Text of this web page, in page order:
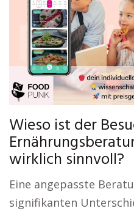
Wieso ist der
wirklich sinnvoll?
Eine angepasste
signifikanten